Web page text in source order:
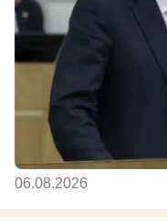
06.08.2026